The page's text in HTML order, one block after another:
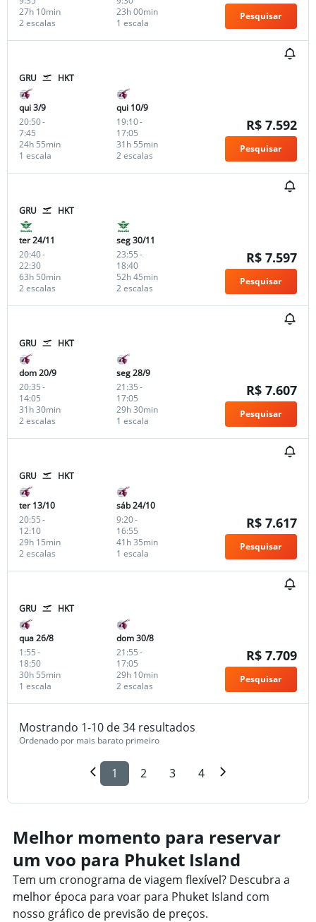
2 escalas
27h 10min
1 escala
23h 00min Pesquisar
GRU HKT
qui 3/9
20:50-
7:45
1 escala
24h 55min
qui 10/9
19:10-
17:05
2 escalas
31h 55min
R$ 7.592
Pesquisar
GRU HKT
ter 24/11
20:40-
22:30
2 escalas
63h 50min
seg 30/11
23:55-
18:40
2 escalas
52h 45min
R$ 7.597
Pesquisar
GRU HKT
dom 20/9
20:35-
14:05
2 escalas
31h 30min
seg 28/9
21:35-
17:05
1 escala
29h 30min
R$ 7.607
Pesquisar
GRU HKT
ter 13/10
20:55-
12:10
2 escalas
29h 15min
sáb 24/10
9:20-
16:55
1 escala
41h 35min
R$ 7.617
Pesquisar
GRU HKT
qua 26/8
1:55-
18:50
1 escala
30h 55min
dom 30/8
21:55-
17:05
2 escalas
29h 10min
R$ 7.709
Pesquisar
Mostrando 1-10 de 34 resultados
Ordenado por mais barato primeiro
1 2 3 4
Melhor momento para reservar
um voo para Phuket Island
Tem um cronograma de viagem flexível? Descubra a
melhor época para voar para Phuket Island com
nosso gráfico de previsão de preços.